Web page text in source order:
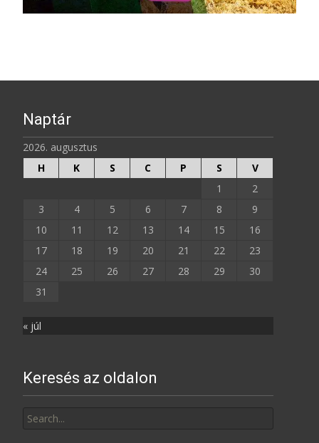
Naptár
2026. augusztus
H
K S C P S
V
1
2
3
4 5 6 7 8
9
10
11 12 13 14 15
16
17
18 19 20 21 22
23
24
25 26 27 28 29
30
31
« júl
Keresés az oldalon
for: